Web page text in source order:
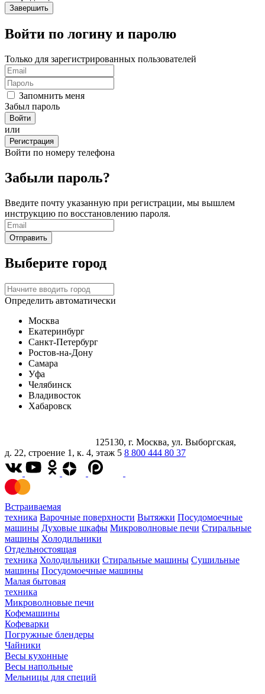
Войти по логину и паролю
Только для зарегистрированных пользователей
Запомнить меня
Забыл пароль
или
Регистрация
Войти по номеру телефона
Забыли пароль?
Введите почту указанную при регистрации, мы вышлем
инструкцию по восстановлению пароля.
Выберите город
Определить автоматически
Москва
Екатеринбург
Санкт-Петербург
Ростов-на-Дону
Самара
Уфа
Челябинск
Владивосток
Хабаровск
125130, г. Москва, ул. Выборгская,
д. 22, строение 1, к. 4, этаж 5 8 800 444 80 37
Встраиваемая
техника Варочные поверхности Вытяжки Посудомоечные
машины Духовые шкафы Микроволновые печи Стиральные
машины Холодильники
Отдельностоящая
техника Холодильники Стиральные машины Сушильные
машины Посудомоечные машины
Малая бытовая
техника
Микроволновые печи
Кофемашины
Кофеварки
Погружные блендеры
Чайники
Весы кухонные
Весы напольные
Мельницы для специй